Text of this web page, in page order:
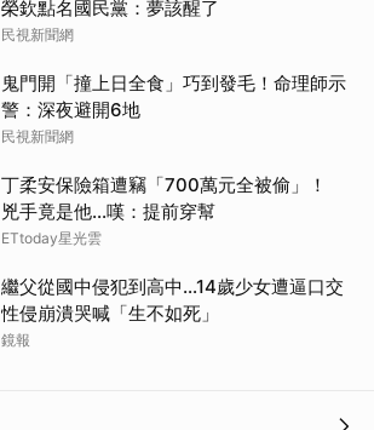
榮欽點名國民黨：夢該醒了
民視新聞網
鬼門開「撞上日全食」巧到發毛！命理師示
警：深夜避開6地
民視新聞網
丁柔安保險箱遭竊「700萬元全被偷」！
兇手竟是他...嘆：提前穿幫
ETtoday星光雲
繼父從國中侵犯到高中…14歲少女遭逼口交
性侵崩潰哭喊「生不如死」
鏡報